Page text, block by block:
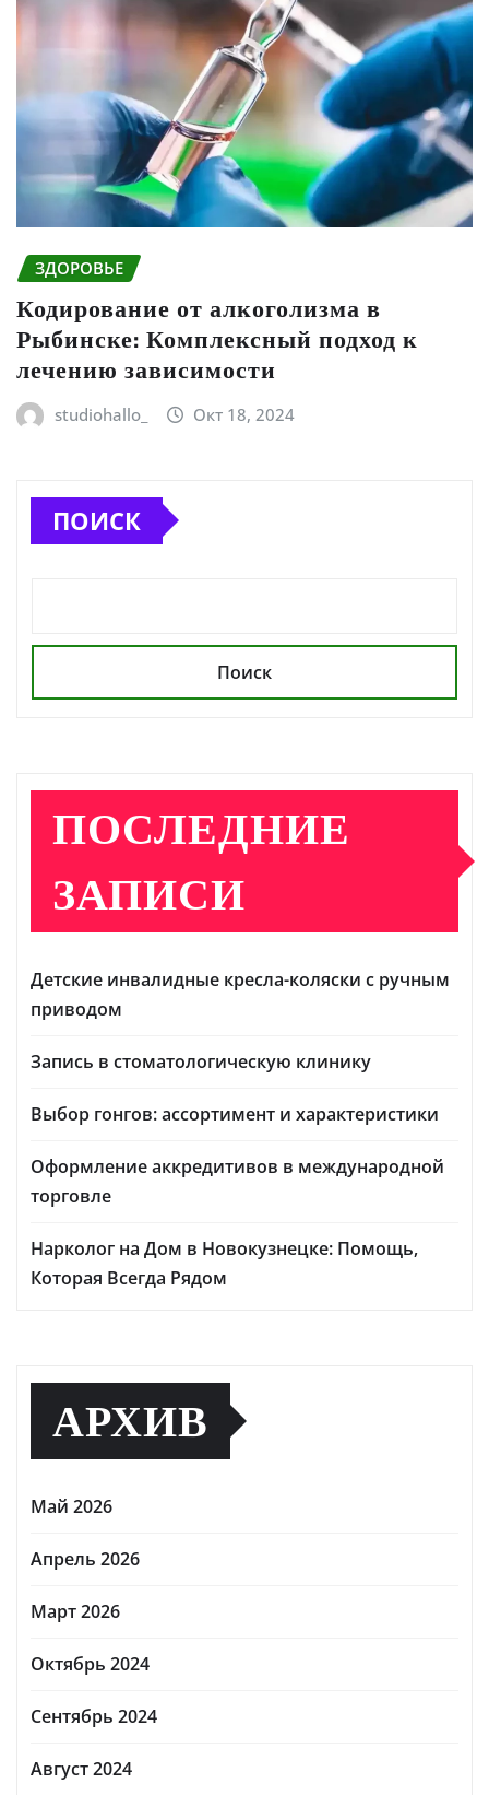
ЗДОРОВЬЕ
Кодирование от алкоголизма в
Рыбинске: Комплексный подход к
лечению зависимости
studiohallo_ Окт 18, 2024
ПОИСК
Поиск
ПОСЛЕДНИЕ
ЗАПИСИ
Детские инвалидные кресла-коляски с ручным
приводом
Запись в стоматологическую клинику
Выбор гонгов: ассортимент и характеристики
Оформление аккредитивов в международной
торговле
Нарколог на Дом в Новокузнецке: Помощь,
Которая Всегда Рядом
АРХИВ
Май 2026
Апрель 2026
Март 2026
Октябрь 2024
Сентябрь 2024
Август 2024